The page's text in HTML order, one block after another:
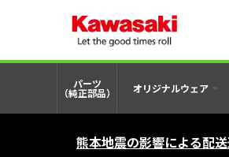
パーツ
（純正部品） オリジナルウェア
熊本地震の影響による配